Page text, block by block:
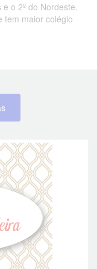
o 2º do Nordeste.
tem maior colégio